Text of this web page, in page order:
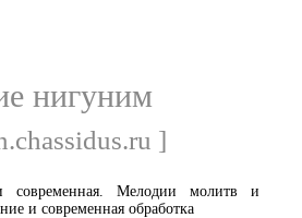
нигуним
]
современная. Мелодии молитв и
и современная обработка